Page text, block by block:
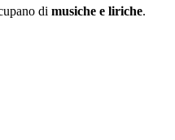
di musiche e liriche.